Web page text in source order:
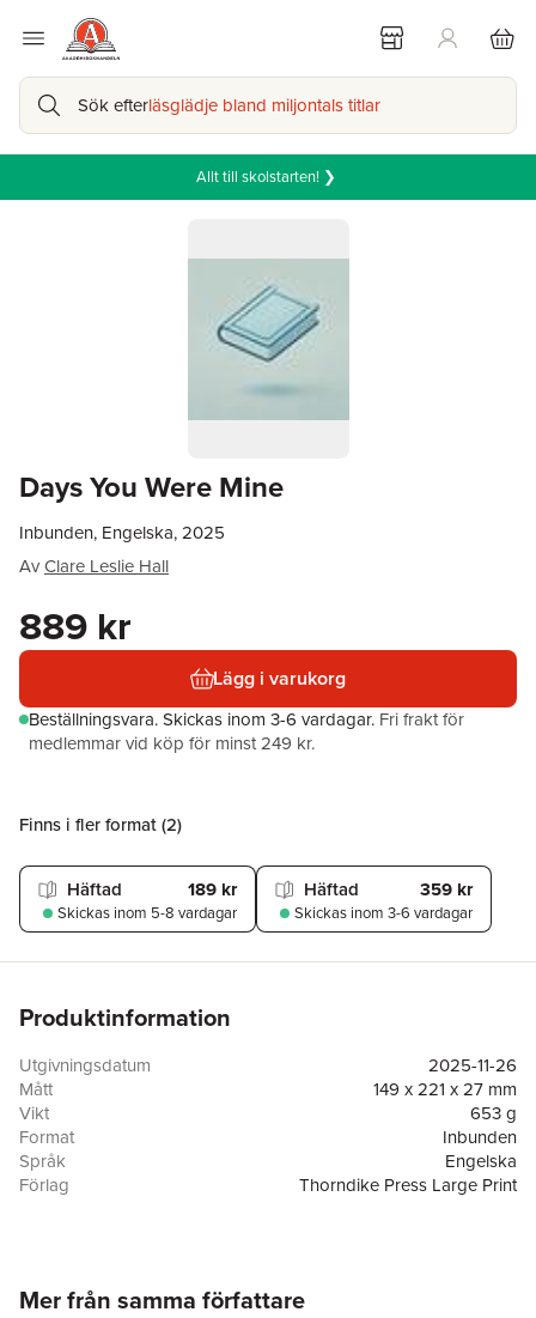
Sök efterläsglädje bland miljontals titlar
Allt till skolstarten! ❯
Days You Were Mine
Inbunden, Engelska, 2025
AvClare Leslie Hall
889 kr
Lägg i varukorg
Beställningsvara.Skickas inom 3-6 vardagar. Fri frakt för
medlemmar vid köp för minst 249 kr.
Finns i fler format (2)
Häftad 189 kr
Skickas inom 5-8 vardagar
Häftad 359 kr
Skickas inom 3-6 vardagar
Produktinformation
Utgivningsdatum
2025-11-26
Mått
149 x 221 x 27 mm
Vikt
653 g
Format
Inbunden
Språk
Engelska
Förlag
Thorndike Press Large Print
Mer från samma författare